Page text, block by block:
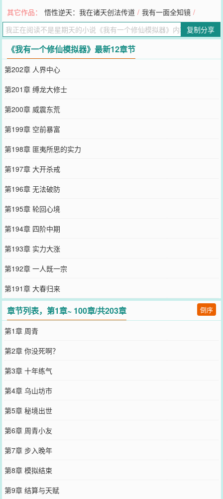
青待人友善，谨言慎行。第三次模拟后：周青逐步试探，对万事充满
好奇。第五次模拟后：周青决定要好好修炼，提升实力。第八次模拟
后：周青发现所有人都在逼他。第十次模拟后：周青打算掀翻这修仙
界的天。
您要是觉得《 我有一个修仙模拟器》还不错的话请不要忘记向您QQ群
和微博微信里的朋友推荐哦！
其它作品： 悟性逆天：我在诸天创法传道 / 我有一面全知镜 /
复制分享
《我有一个修仙模拟器》最新12章节
第202章 人界中心
第201章 缚龙大修士
第200章 威震东荒
第199章 空前暴富
第198章 匪夷所思的实力
第197章 大开杀戒
第196章 无法破防
第195章 轮回心境
第194章 四阶中期
第193章 实力大涨
第192章 一人既一宗
第191章 大春归来
章节列表，第1章~ 100章/共203章 倒序
第1章 周青
第2章 你没死啊？
第3章 十年练气
第4章 乌山坊市
第5章 秘境出世
第6章 周青小友
第7章 步入晚年
第8章 模拟结束
第9章 结算与天赋